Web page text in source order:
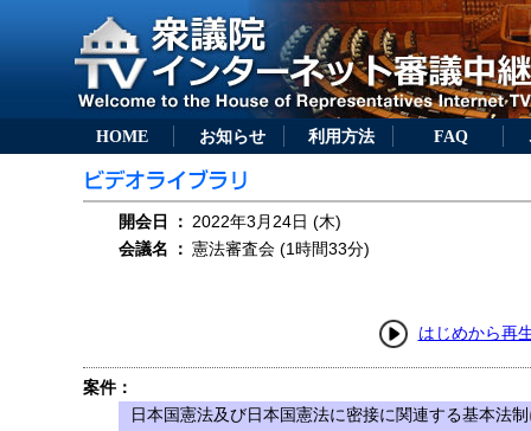
HOME お知らせ 利用方法 FAQ
開会日 ： 2022年3月24日 (木)
会議名
： 憲法審査会 (1時間33分)
はじめから再
案件：
日本国憲法及び日本国憲法に密接に関連する基本法